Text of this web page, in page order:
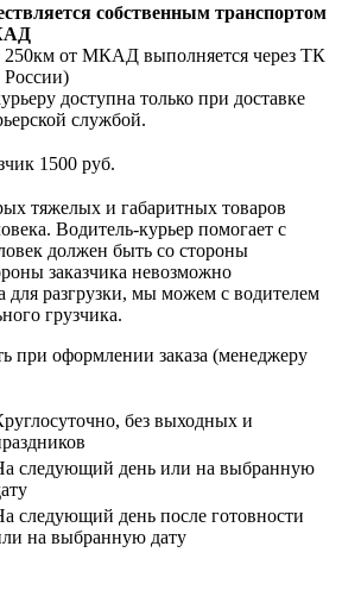
собственным транспортом
250км от МКАД выполняется через ТК
России)
доступна только при доставке
службой.
1500 руб.
тяжелых и габаритных товаров
Водитель-курьер помогает с
должен быть со стороны
заказчика невозможно
для разгрузки, мы можем с водителем
грузчика.
при оформлении заказа (менеджеру
без выходных и
следующий день или на выбранную
следующий день после готовности
на выбранную дату